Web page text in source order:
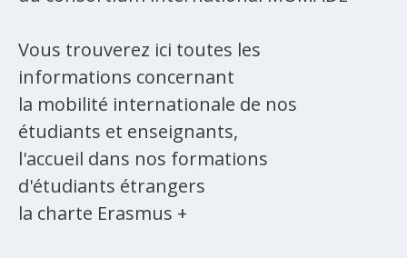
Vous trouverez ici toutes les
informations concernant
la mobilité internationale de nos
étudiants et enseignants,
l'accueil dans nos formations
d'étudiants étrangers
la charte Erasmus +